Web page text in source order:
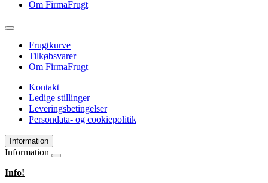
Om FirmaFrugt
Frugtkurve
Tilkøbsvarer
Om FirmaFrugt
Kontakt
Ledige stillinger
Leveringsbetingelser
Persondata- og cookiepolitik
Information
Information
Info!